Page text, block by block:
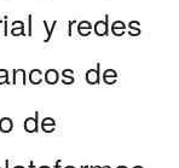
y redes
de
de